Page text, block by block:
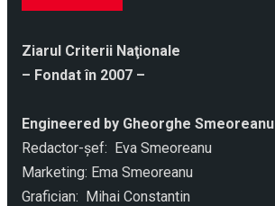
Ziarul Criterii Naţionale
– Fondat în 2007 –
Engineered by Gheorghe Smeoreanu
Redactor-şef: Eva Smeoreanu
Marketing: Ema Smeoreanu
Grafician: Mihai Constantin